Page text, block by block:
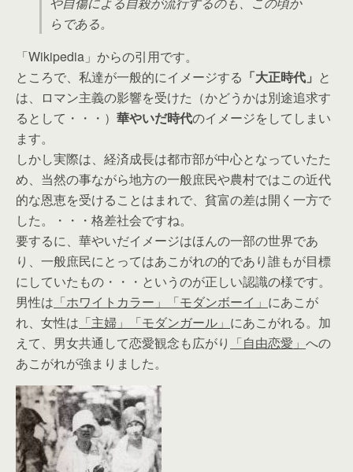
らである。
「Wikipedia」からの引用です。
ところで、私達が一般的にイメージする 「大正時代」 と
は、ロマン主義の影響を受けた（かどうかは別途追求す
るとして・・・） 華やいだ時代のイメージをしてしまい
ます。
しかし実際は、経済成長は都市部が中心となっていたた
め、当然の事ながら地方の一般庶民や農村ではこの近代
的な恩恵を受けることはまれで、貧富の差は開く一方で
した。・・・格差社会ですね。
要するに、華やいだイメージはほんの一部の世界であ
り、一般庶民にとってはあこがれの的であり誰もが目標
にしていたもの・・・というのが正しい認識の様です。
男性は 「ホワイトカラー」「モダンボーイ」 にあこが
れ、女性は 「主婦」「モダンガール」 にあこがれる。加
えて、男女共通して恋愛観念も広がり 「自由恋愛」 への
あこがれが強まりました。